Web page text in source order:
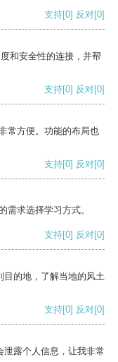
支持[0] 反对[0]
和安全性的连接，并帮
支持[0] 反对[0]
常方便。功能的布局也
支持[0] 反对[0]
需求选择学习方式。
支持[0] 反对[0]
目的地，了解当地的风土
支持[0] 反对[0]
泄露个人信息，让我非常